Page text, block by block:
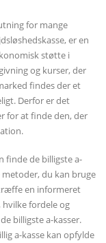
for mange
er en
støtte i
og kurser, der
findes der et
Derfor er det
for at finde den, der
finde de billigste a-
metoder, du kan bruge
en informeret
hvilke fordele og
billigste a-kasser.
a-kasse kan opfylde